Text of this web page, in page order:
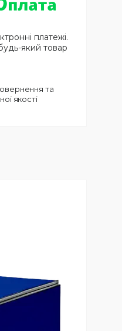
платежі.
який товар
якості